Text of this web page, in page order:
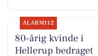
ALARM112
80-årig kvinde i
Hellerup bedraget